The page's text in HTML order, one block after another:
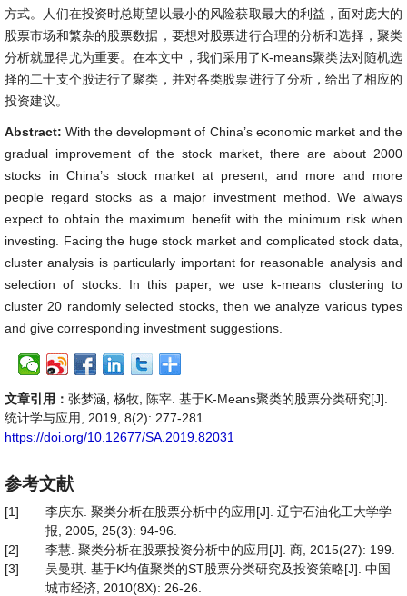
方式。人们在投资时总期望以最小的风险获取最大的利益，面对庞大的
股票市场和繁杂的股票数据，要想对股票进行合理的分析和选择，聚类
分析就显得尤为重要。在本文中，我们采用了K-means聚类法对随机选
择的二十支个股进行了聚类，并对各类股票进行了分析，给出了相应的
投资建议。
Abstract:With the development of China’s economic market and the
gradual improvement of the stock market, there are about 2000
stocks in China’s stock market at present, and more and more
people regard stocks as a major investment method. We always
expect to obtain the maximum benefit with the minimum risk when
investing. Facing the huge stock market and complicated stock data,
cluster analysis is particularly important for reasonable analysis and
selection of stocks. In this paper, we use k-means clustering to
cluster 20 randomly selected stocks, then we analyze various types
and give corresponding investment suggestions.
文章引用： 张梦涵, 杨牧, 陈宰. 基于K-Means聚类的股票分类研究[J].
统计学与应用, 2019, 8(2): 277-281.
https://doi.org/10.12677/SA.2019.82031
参考文献
[1]
李庆东. 聚类分析在股票分析中的应用[J]. 辽宁石油化工大学学
报, 2005, 25(3): 94-96.
[2]
李慧. 聚类分析在股票投资分析中的应用[J]. 商, 2015(27): 199.
[3]
吴曼琪. 基于K均值聚类的ST股票分类研究及投资策略[J]. 中国
城市经济, 2010(8X): 26-26.